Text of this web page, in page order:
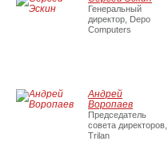
Генеральный
директор, Depo
Computers
Андрей
Воропаев
Председатель
совета директоров,
Trilan